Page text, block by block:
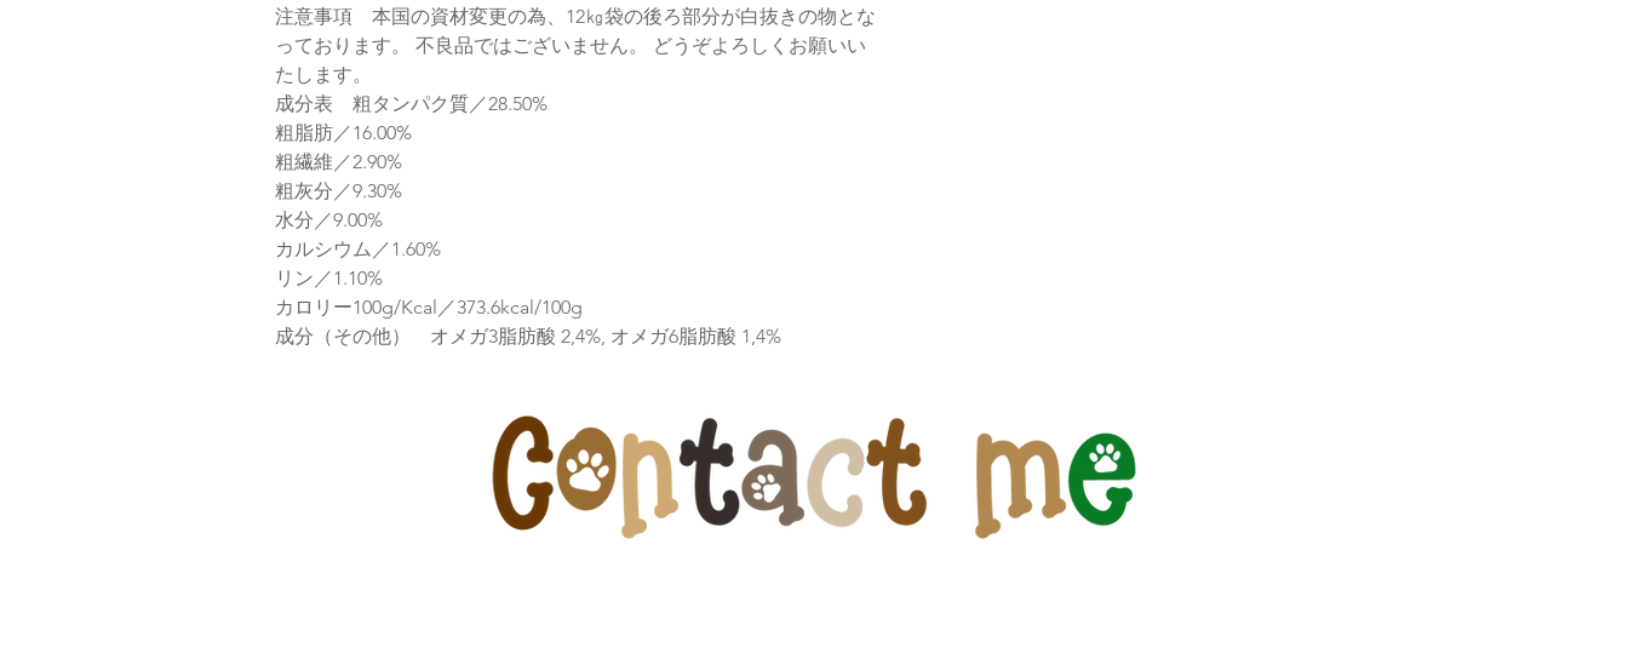
注意事項 本国の資材変更の為、12㎏袋の後ろ部分が白抜きの物とな
っております。 不良品ではございません。 どうぞよろしくお願いい
たします。
成分表 粗タンパク質／28.50%
粗脂肪／16.00%
粗繊維／2.90%
粗灰分／9.30%
水分／9.00%
カルシウム／1.60%
リン／1.10%
カロリー100g/Kcal／373.6kcal/100g
成分（その他） オメガ3脂肪酸 2,4%, オメガ6脂肪酸 1,4%